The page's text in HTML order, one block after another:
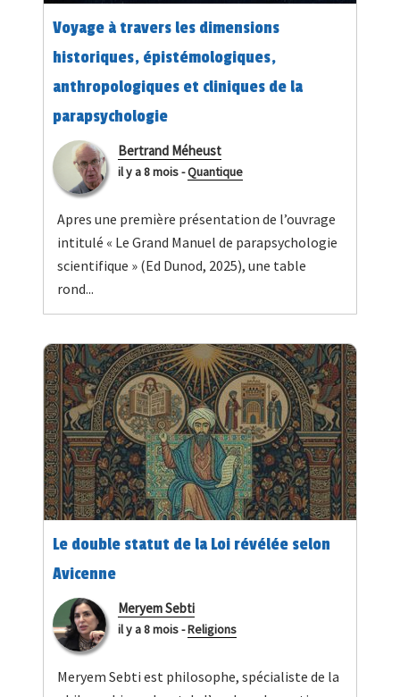
Voyage à travers les dimensions
historiques, épistémologiques,
anthropologiques et cliniques de la
parapsychologie
Bertrand Méheust
il y a 8 mois-Quantique
Apres une première présentation de l’ouvrage
intitulé « Le Grand Manuel de parapsychologie
scientifique » (Ed Dunod, 2025), une table
rond...
Le double statut de la Loi révélée selon
Avicenne
Meryem Sebti
il y a 8 mois-Religions
Meryem Sebti est philosophe, spécialiste de la